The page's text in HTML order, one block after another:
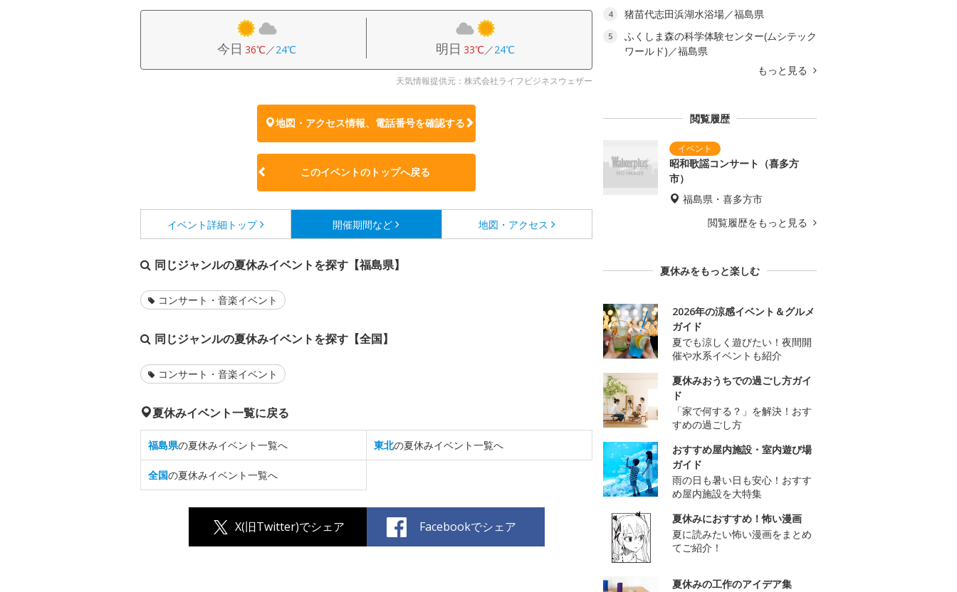
今日 36℃／24℃ 明日 33℃／24℃
天気情報提供元：株式会社ライフビジネスウェザー
地図・アクセス情報、電話番号を確認する
このイベントのトップへ戻る
イベント詳細 トップ 開催期間など 地図・アクセス
同じジャンルの夏休みイベントを探す【福島県】
コンサート・音楽イベント
同じジャンルの夏休みイベントを探す【全国】
コンサート・音楽イベント
夏休みイベント一覧に戻る
福島県の夏休みイベント一覧へ 東北の夏休みイベント一覧へ
全国の夏休みイベント一覧へ
X(旧Twitter)でシェア Facebookでシェア
4 猪苗代志田浜湖水浴場／福島県
5
ふくしま森の科学体験センター(ムシテック
ワールド)／福島県
もっと見る
閲覧履歴
昭和歌謡コンサート（喜多方
市）
福島県・喜多方市
閲覧履歴をもっと見る
夏休みをもっと楽しむ
2026年の涼感イベント＆グルメ
ガイド
夏でも涼しく遊びたい！夜間開
催や水系イベントも紹介
夏休みおうちでの過ごし方ガイ
ド
「家で何する？」を解決！おす
すめの過ごし方
おすすめ屋内施設・室内遊び場
ガイド
雨の日も暑い日も安心！おすす
め屋内施設を大特集
夏休みにおすすめ！怖い漫画
夏に読みたい怖い漫画をまとめ
てご紹介！
夏休みの工作のアイデア集